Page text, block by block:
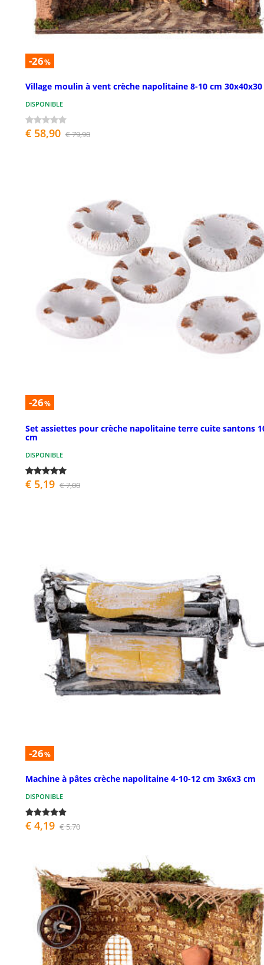
-26%
Village moulin à vent crèche napolitaine 8-10 cm
DISPONIBLE
€ 58,90 € 79,90
-26%
Set assiettes pour crèche napolitaine terre cuite santons
cm
DISPONIBLE
€ 5,19 € 7,00
-26%
Machine à pâtes crèche napolitaine 4-10-12 cm 3x6x3 cm
DISPONIBLE
€ 4,19 € 5,70